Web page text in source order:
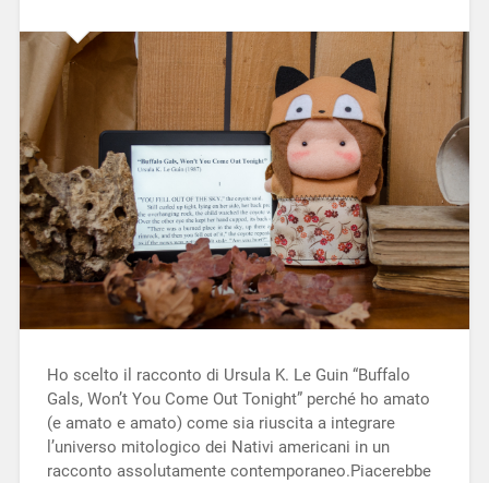
Ho scelto il racconto di Ursula K. Le Guin “Buffalo
Gals, Won’t You Come Out Tonight” perché ho amato
(e amato e amato) come sia riuscita a integrare
l’universo mitologico dei Nativi americani in un
racconto assolutamente contemporaneo.Piacerebbe